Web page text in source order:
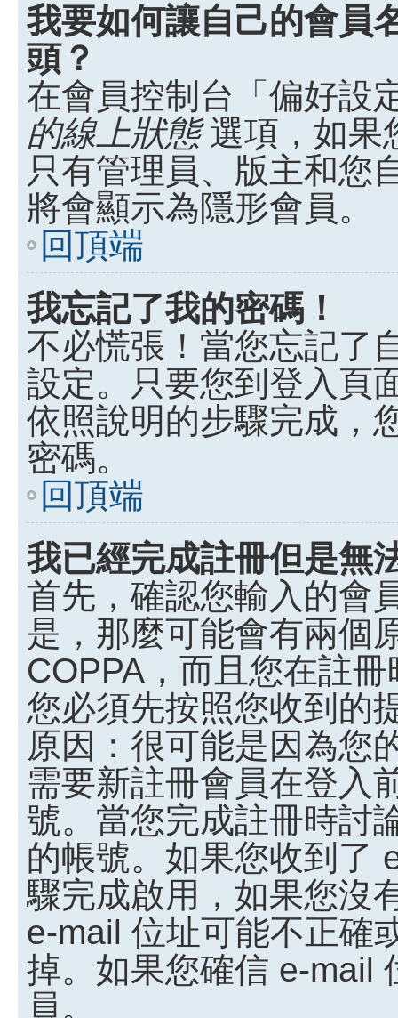
我要如何讓自己的會員
頭？
在會員控制台「偏好設
的線上狀態選項，如果
只有管理員、版主和您
將會顯示為隱形會員。
回頂端
我忘記了我的密碼！
不必慌張！當您忘記了
設定。只要您到登入頁
依照說明的步驟完成，
密碼。
回頂端
我已經完成註冊但是無
首先，確認您輸入的會
是，那麼可能會有兩個
COPPA，而且您在註
您必須先按照您收到的
原因：很可能是因為您
需要新註冊會員在登入
號。當您完成註冊時討
的帳號。如果您收到了
驟完成啟用，如果您沒
e-mail 位址可能不正確
掉。如果您確信 e-mail
員。